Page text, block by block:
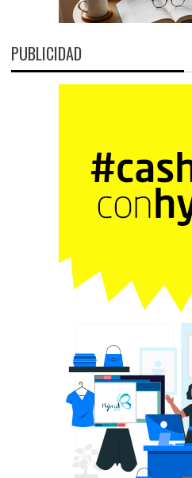
PUBLICIDAD